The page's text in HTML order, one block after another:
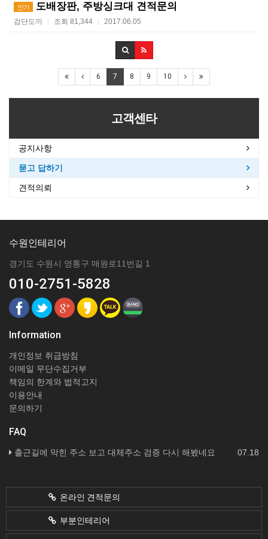
인기 도배장판, 주방싱크대 견적문의
검단도끼 | 조회 81,344 | 2017.06.05
6 7 8 9 10
고객센타
공지사항
묻고 답하기
견적의뢰
수원인테리어
경기도 수원시 영통구 매원로11번길 1
010-2751-5828
Information
개인정보 취급방침
이메일 무단수집거부
책임의 한계와 법적고지
이용안내
문의하기
FAQ
07.18
출근길에 막힌 주소 보고 대체주소 검증 다시 해봤네요
온라인 견적문의
부분인테리어